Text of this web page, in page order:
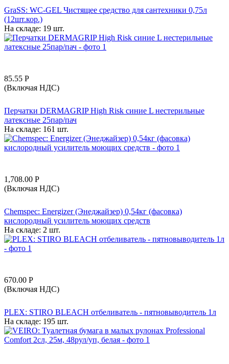
GraSS: WC-GEL Чистящее средство для сантехники 0,75л
(12шт.кор.)
На складе: 19 шт.
85.55 Р
(Включая НДС)
Перчатки DERMAGRIP High Risk синие L нестерильные
латексные 25пар/пач
На складе: 161 шт.
1,708.00 Р
(Включая НДС)
Chemspec: Energizer (Энеджайзер) 0,54кг (фасовка)
кислородный усилитель моющих средств
На складе: 2 шт.
670.00 Р
(Включая НДС)
PLEX: STIRO BLEACH отбеливатель - пятновыводитель 1л
На складе: 195 шт.